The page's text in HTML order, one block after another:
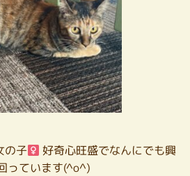
の子 好奇心旺盛でなんにでも興
っています(^o^)